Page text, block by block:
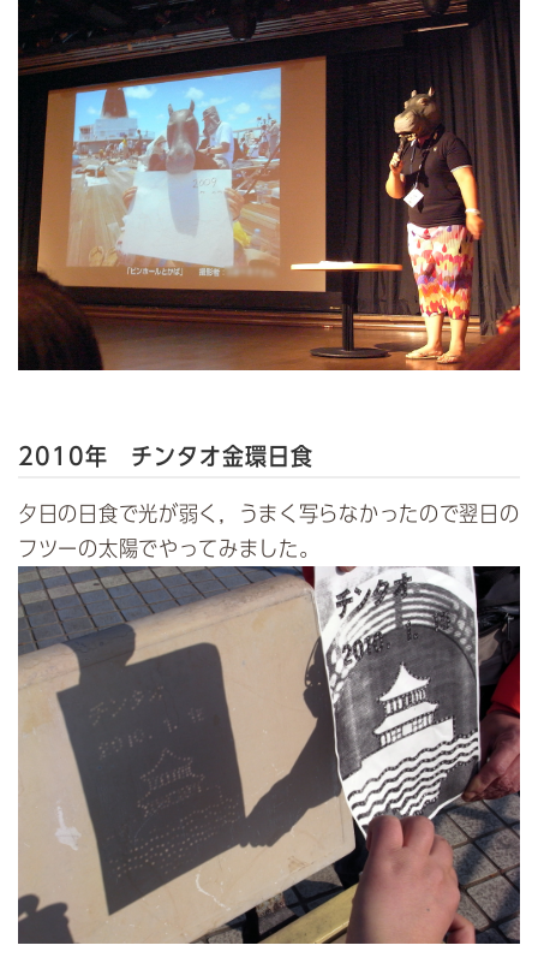
2010年 チンタオ金環日食
夕日の日食で光が弱く，うまく写らなかったので翌日の
フツーの太陽でやってみました。